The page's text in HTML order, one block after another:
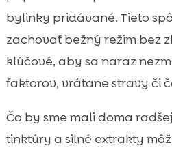
bylinky pridávané. Tieto
zachovať bežný režim bez
kľúčové, aby sa naraz
faktorov, vrátane stravy či
Čo by sme mali doma
tinktúry a silné extrakty